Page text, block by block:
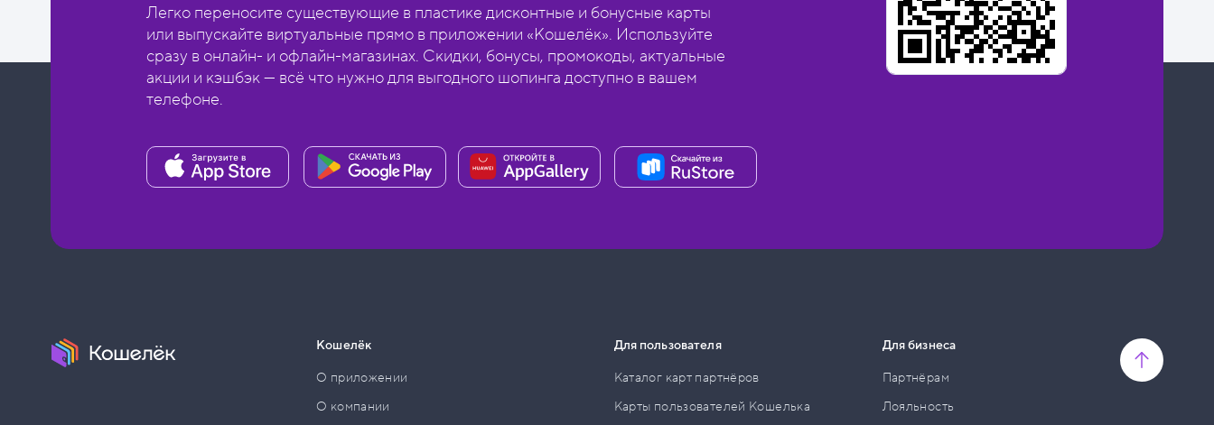
Легко переносите существующие в пластике дисконтные и бонусные карты
или выпускайте виртуальные прямо в приложении «Кошелёк». Используйте
сразу в онлайн- и офлайн-магазинах. Скидки, бонусы, промокоды, актуальные
акции и кэшбэк — всё что нужно для выгодного шопинга доступно в вашем
телефоне.
Кошелёк
О приложении
О компании
Для пользователя
Каталог карт партнёров
Карты пользователей Кошелька
Для бизнеса
Партнёрам
Лояльность